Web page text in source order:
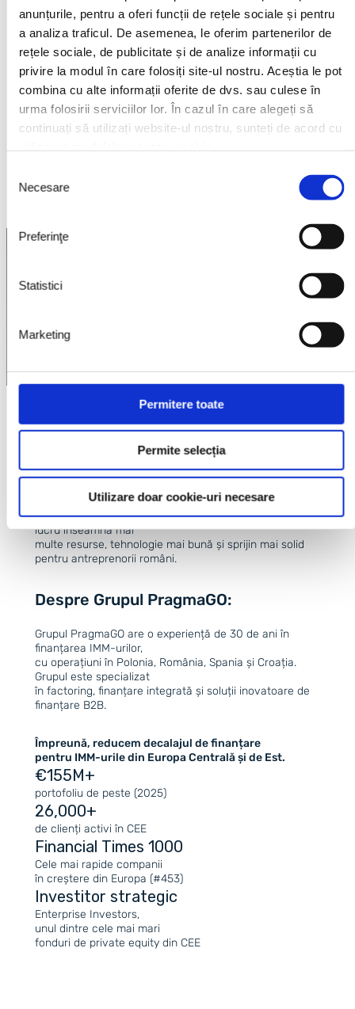
anunțurile, pentru a oferi funcții de rețele sociale și pentru
a analiza traficul. De asemenea, le oferim partenerilor de
rețele sociale, de publicitate și de analize informații cu
privire la modul în care folosiți site-ul nostru. Aceștia le pot
combina cu alte informații oferite de dvs. sau culese în
urma folosirii serviciilor lor. În cazul în care alegeți să
continuați să utilizați website-ul nostru, sunteți de acord cu
consimțământului
Necesare
Preferinţe
Statistici
Marketing
Permitere toate
Permite selecția
Utilizare doar cookie-uri necesare
Osnat P.
Mentor Capital & Business Advisory SRL
Great service, fast response and
Mai puternici împreună:
parte din Grupul PragmaGO
dintre cele mai
importante companii fintech din Europa Centrală. Acest
lucru înseamnă mai
multe resurse, tehnologie mai bună și sprijin mai solid
pentru antreprenorii români.
Despre Grupul PragmaGO:
Grupul PragmaGO are o experiență de 30 de ani în
finanțarea IMM-urilor,
cu operațiuni în Polonia, România, Spania și Croația.
Grupul este specializat
în factoring, finanțare integrată și soluții inovatoare de
finanțare B2B.
Împreună, reducem decalajul de finanțare
pentru IMM-urile din Europa Centrală și de Est.
€155M+
portofoliu de peste (2025)
26,000+
de clienți activi în CEE
Financial Times 1000
Cele mai rapide companii
în creștere din Europa (#453)
Investitor strategic
Enterprise Investors,
unul dintre cele mai mari
fonduri de private equity din CEE